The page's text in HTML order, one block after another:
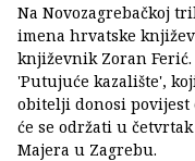
Na Novozagrebačkoj
imena hrvatske
književnik Zoran
'Putujuće kazalište',
obitelji donosi povijest
će se održati u
Majera u Zagrebu.